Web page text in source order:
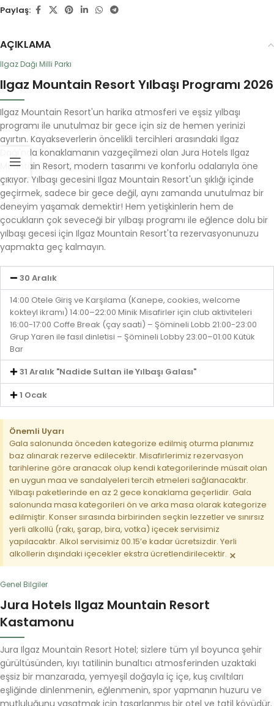
Paylaş:
AÇIKLAMA
Ilgaz Dağı Milli Parkı
Ilgaz Mountain Resort Yılbaşı Programı 2026
Ilgaz Mountain Resort'un harika atmosferi ve eşsiz yılbaşı
programı ile unutulmaz bir gece için siz de hemen yerinizi
ayırtın. Kayakseverlerin öncelikli tercihleri arasındaki Ilgaz
Dağı'nda konaklamanın vazgeçilmezi olan Jura Hotels Ilgaz
Mountain Resort, modern tasarımı ve konforlu odalarıyla öne
çıkıyor. Yılbaşı gecesini Ilgaz Mountain Resort'un şıklığı içinde
geçirmek, sadece bir gece değil, aynı zamanda unutulmaz bir
deneyim yaşamak demektir! Hem yetişkinlerin hem de
çocukların çok seveceği bir yılbaşı programı ile eğlence dolu bir
yılbaşı gecesi için Ilgaz Mountain Resort'ta rezervasyonunuzu
yapmakta geç kalmayın.
30 Aralık
14:00 Otele Giriş ve Karşılama (Kanepe, cookies, welcome
kokteyl ikramı) 14:00–22:00 Minik Misafirler için club aktiviteleri
16:00-17:00 Coffe Break (çay saati) – Şömineli Lobb 21:00-23:00
Grup Yaren ile fasıl dinletisi – Şömineli Lobby 23:00–01:00 Kütük
Bar
31 Aralık "Nadide Sultan ile Yılbaşı Galası"
1 Ocak
Önemli Uyarı
Gala salonunda önceden kategorize edilmiş oturma planımız
baz alınarak rezerve edilecektir. Misafirlerimiz rezervasyon
tarihlerine göre aranacak olup kendi kategorilerinde müsait olan
en uygun maa ve sandalyeleri tercih etmeleri sağlanacaktır.
Yılbaşı paketlerinde en az 2 gece konaklama geçerlidir. Gala
salonunda masa kategorileri ön ve arka masa olarak kategorize
edilmiştir. Konser sırasında birbirinden seçkin lezzetler ve sınırsız
yerli alkollü (rakı, şarap, bira, votka) içecek servisimiz
yapılacaktır. Alkol servisimiz 00.15’e kadar ücretsizdir. Yerli
alkollerin dışındaki içecekler ekstra ücretlendirilecektir. ×
Genel Bilgiler
Jura Hotels Ilgaz Mountain Resort
Kastamonu
Jura Ilgaz Mountain Resort Hotel; sizlere tüm yıl boyunca şehir
gürültüsünden, kıyı tatilinin bunaltıcı atmosferinden uzaktaki
eşsiz bir manzarada, yemyeşil doğayla iç içe, kuş cıvıltıları
eşliğinde dinlenmenin, eğlenmenin, spor yapmanın huzuru ve